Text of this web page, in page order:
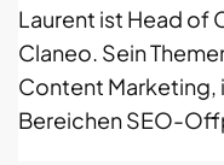
Laurent ist Head of
Claneo. Sein
Content Marketing,
Bereichen SEO-